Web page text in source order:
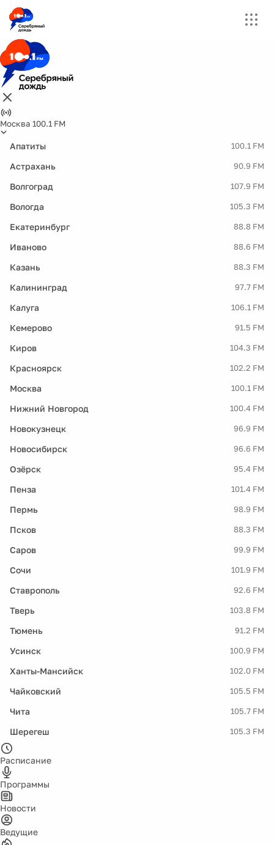
Москва 100.1 FM
Апатиты 100.1 FM
Астрахань 90.9 FM
Волгоград 107.9 FM
Вологда 105.3 FM
Екатеринбург 88.8 FM
Иваново 88.6 FM
Казань 88.3 FM
Калининград 97.7 FM
Калуга 106.1 FM
Кемерово 91.5 FM
Киров 104.3 FM
Красноярск 102.2 FM
Москва 100.1 FM
Нижний Новгород 100.4 FM
Новокузнецк 96.9 FM
Новосибирск 96.6 FM
Озёрск 95.4 FM
Пенза 101.4 FM
Пермь 98.9 FM
Псков 88.3 FM
Саров 99.9 FM
Сочи 101.9 FM
Ставрополь 92.6 FM
Тверь 103.8 FM
Тюмень 91.2 FM
Усинск 100.9 FM
Ханты-Мансийск 102.0 FM
Чайковский 105.5 FM
Чита 105.7 FM
Шерегеш 105.3 FM
Расписание
Программы
Новости
Ведущие